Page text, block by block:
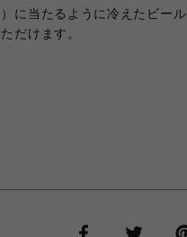
に当たるように冷えたビール
だけます。